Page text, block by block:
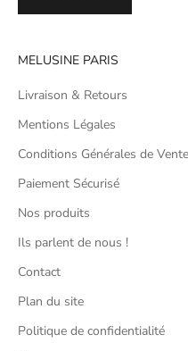
MELUSINE PARIS
Livraison & Retours
Mentions Légales
Conditions Générales de Vente
Paiement Sécurisé
Nos produits
Ils parlent de nous !
Contact
Plan du site
Politique de confidentialité